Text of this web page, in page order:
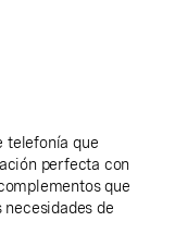
telefonía que
perfecta con
que
de